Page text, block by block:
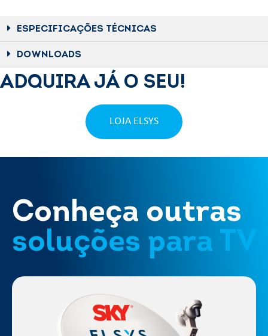
ESPECIFICAÇÕES TÉCNICAS
DOWNLOADS
ADQUIRA JÁ O SEU!
LOJA ELSYS
Conheça outras
soluções para TV